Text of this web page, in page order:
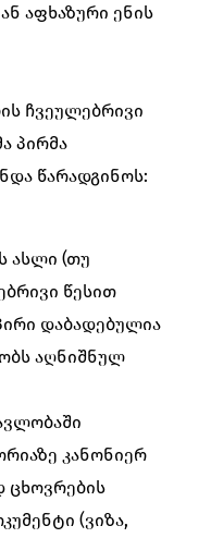
აფხაზური ენის
ჩვეულებრივი
პირმა
წარადგინოს:
ასლი (თუ
წესით
დაბადებულია
აღნიშნულ
კანონიერ
ცხოვრების
(ვიზა,